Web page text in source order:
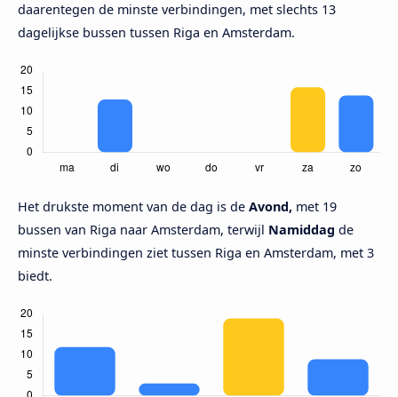
daarentegen de minste verbindingen, met slechts 13
dagelijkse bussen tussen Riga en Amsterdam.
Het drukste moment van de dag is de Avond, met 19
bussen van Riga naar Amsterdam, terwijl Namiddag de
minste verbindingen ziet tussen Riga en Amsterdam, met 3
biedt.